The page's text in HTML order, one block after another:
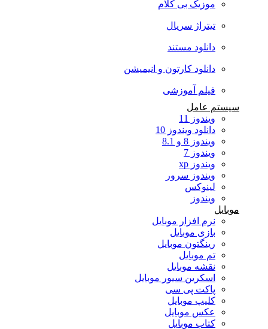
موزیک بی کلام
تیتراژ سریال
دانلود مستند
دانلود کارتون و انیمیشن
فیلم آموزشی
سیستم عامل
ویندوز 11
دانلود ویندوز 10
ویندوز 8 و 8.1
ویندوز 7
ویندوز xp
ویندوز سرور
لینوکس
ویندوز
موبایل
نرم افزار موبایل
بازی موبایل
رینگتون موبایل
تم موبایل
نقشه موبایل
اسکرین سیور موبایل
پاکت پی سی
کلیپ موبایل
عکس موبایل
کتاب موبایل